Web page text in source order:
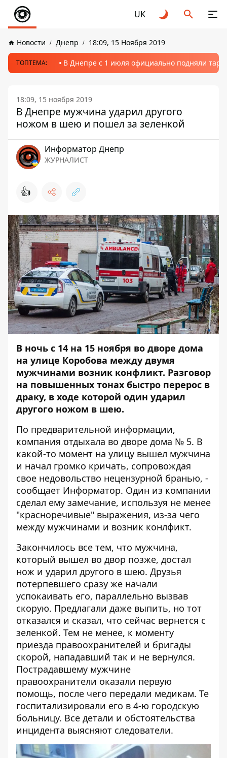
UK
Новости Днепр 18:09, 15 Ноября 2019
ТОПТЕМА: В Днепре с 1 июля официально подняли
18:09, 15 ноября 2019
В Днепре мужчина ударил другого
ножом в шею и пошел за зеленкой
Информатор Днепр
ЖУРНАЛИСТ
👍
В ночь с 14 на 15 ноября во дворе дома
на улице Коробова между двумя
мужчинами возник конфликт. Разговор
на повышенных тонах быстро перерос в
драку, в ходе которой один ударил
другого ножом в шею.
По предварительной информации,
компания отдыхала во дворе дома № 5. В
какой-то момент на улицу вышел мужчина
и начал громко кричать, сопровождая
свое недовольство нецензурной бранью, -
сообщает Информатор. Один из компании
сделал ему замечание, используя не менее
"красноречивые" выражения, из-за чего
между мужчинами и возник конлфикт.
Закончилось все тем, что мужчина,
который вышел во двор позже, достал
нож и ударил другого в шею. Друзья
потерпевшего сразу же начали
успокаивать его, параллельно вызвав
скорую. Предлагали даже выпить, но тот
отказался и сказал, что сейчас вернется с
зеленкой. Тем не менее, к моменту
приезда правоохранителей и бригады
скорой, нападавший так и не вернулся.
Пострадавшему мужчине
правоохранители оказали первую
помощь, после чего передали медикам. Те
госпитализировали его в 4-ю городскую
больницу. Все детали и обстоятельства
инцидента выясняют следователи.